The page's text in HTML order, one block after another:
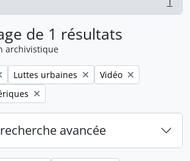
de 1 résultats
archivistique
Remove filter:
Luttes urbaines Remove filter:
Vidéo
avancée